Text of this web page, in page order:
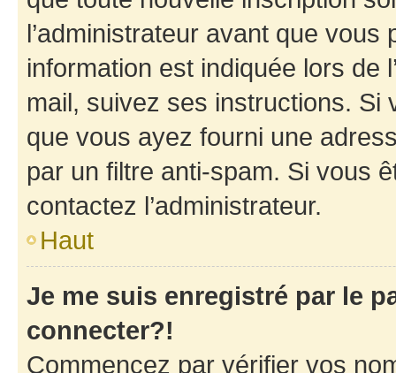
l’administrateur avant que
information est indiquée lors de
mail, suivez ses instructions. Si
que vous ayez fourni une
par un filtre anti-spam. Si vous
contactez l’administrateur.
Haut
Je me suis enregistré par le
connecter?!
Commencez par vérifier vos